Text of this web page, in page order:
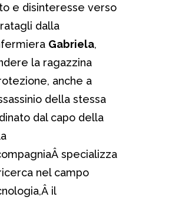
e disinteresse verso
dalla
Gabriela,
la ragazzina
anche a
della stessa
dal capo della
specializza
nel campo
il